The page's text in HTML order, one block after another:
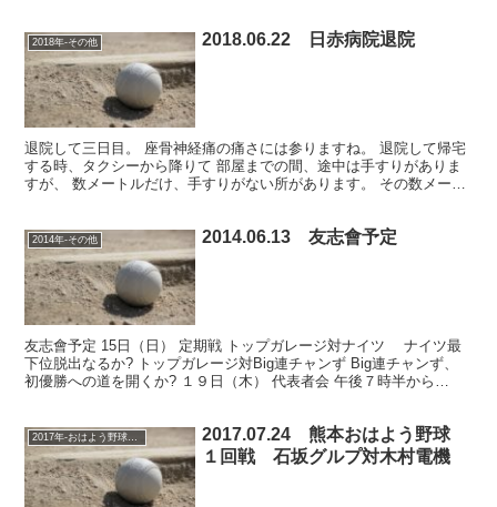
2018年-その他 2018.06.22 日赤病院退院
退院して三日目。 座骨神経痛の痛さには参りますね。 退院して帰宅
する時、タクシーから降りて 部屋までの間、途中は手すりがありま
すが、 数メートルだけ、手すりがない所があります。 その数メート
2014年-その他 2014.06.13 友志會予定
友志會予定 15日（日） 定期戦 トップガレージ対ナイツ ナイツ最
下位脱出なるか? トップガレージ対Big連チャンず Big連チャンず、
初優勝への道を開くか? １９日（木） 代表者会 午後７時半から
2017年-おはよう野球大会
2017.07.24 熊本おはよう野球
１回戦 石坂グルプ対木村電機